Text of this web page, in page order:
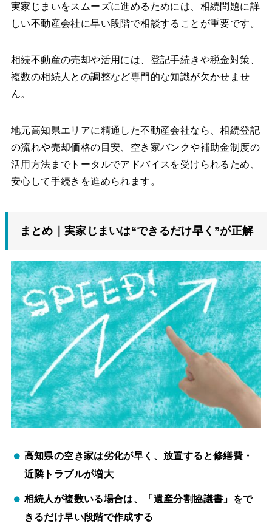
実家じまいをスムーズに進めるためには、相続問題に詳
しい不動産会社に早い段階で相談することが重要です。
相続不動産の売却や活用には、登記手続きや税金対策、
複数の相続人との調整など専門的な知識が欠かせませ
ん。
地元高知県エリアに精通した不動産会社なら、相続登記
の流れや売却価格の目安、空き家バンクや補助金制度の
活用方法までトータルでアドバイスを受けられるため、
安心して手続きを進められます。
まとめ｜実家じまいは“できるだけ早く”が正解
高知県の空き家は劣化が早く、放置すると修繕費・
近隣トラブルが増大
相続人が複数いる場合は、「遺産分割協議書」をで
きるだけ早い段階で作成する